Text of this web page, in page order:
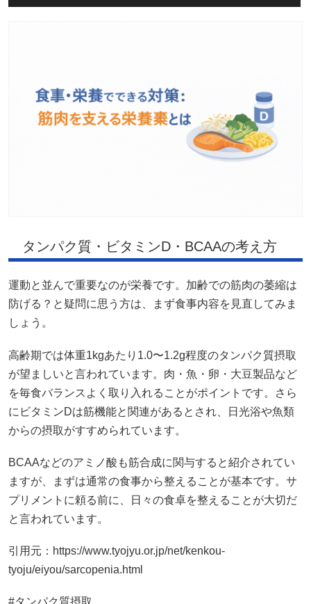
タンパク質・ビタミンD・BCAAの考え方
運動と並んで重要なのが栄養です。加齢での筋肉の萎縮は
防げる？と疑問に思う方は、まず食事内容を見直してみま
しょう。
高齢期では体重1kgあたり1.0〜1.2g程度のタンパク質摂取
が望ましいと言われています。肉・魚・卵・大豆製品など
を毎食バランスよく取り入れることがポイントです。さら
にビタミンDは筋機能と関連があるとされ、日光浴や魚類
からの摂取がすすめられています。
BCAAなどのアミノ酸も筋合成に関与すると紹介されてい
ますが、まずは通常の食事から整えることが基本です。サ
プリメントに頼る前に、日々の食卓を整えることが大切だ
と言われています。
引用元：https://www.tyojyu.or.jp/net/kenkou-
tyoju/eiyou/sarcopenia.html
#タンパク質摂取